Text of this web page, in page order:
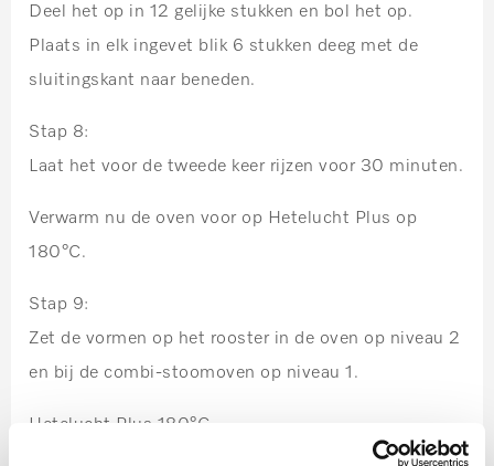
Deel het op in 12 gelijke stukken en bol het op.
Plaats in elk ingevet blik 6 stukken deeg met de
sluitingskant naar beneden.
Stap 8:
Laat het voor de tweede keer rijzen voor 30 minuten.
Verwarm nu de oven voor op Hetelucht Plus op
180°C.
Stap 9:
Zet de vormen op het rooster in de oven op niveau 2
en bij de combi-stoomoven op niveau 1.
Hetelucht Plus 180°C